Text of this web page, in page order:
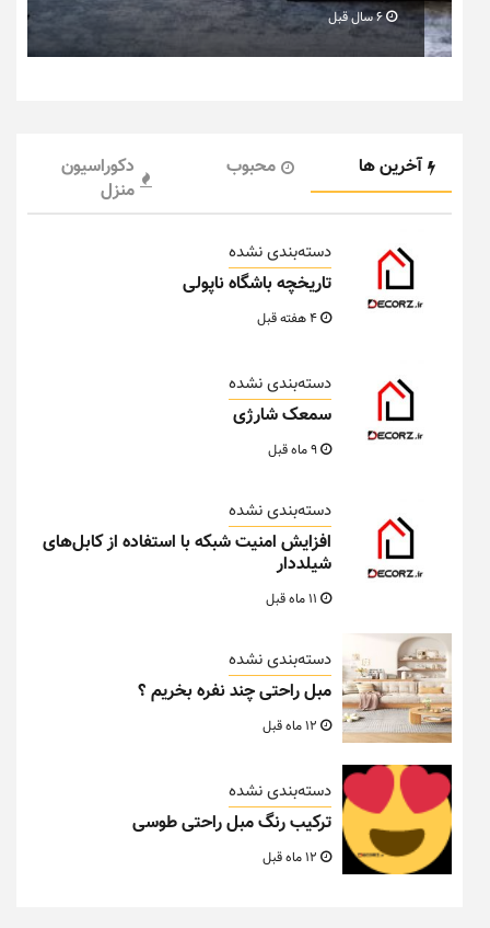
6 سال قبل
آخرین ها محبوب
دکوراسیون
منزل
دسته‌بندی نشده
تاریخچه باشگاه ناپولی
دسته‌بندی نشده
سمعک شارژی
دسته‌بندی نشده
افزایش امنیت شبکه با استفاده از کابل‌های
شیلددار
دسته‌بندی نشده
مبل راحتی چند نفره بخریم ؟
دسته‌بندی نشده
ترکیب رنگ مبل راحتی طوسی